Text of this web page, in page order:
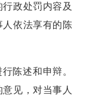
政处罚内容及
依法享有的陈
陈述和申辩。
见，对当事人